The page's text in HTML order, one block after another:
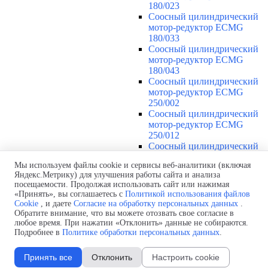
180/023
Соосный цилиндрический
мотор-редуктор ECMG
180/033
Соосный цилиндрический
мотор-редуктор ECMG
180/043
Соосный цилиндрический
мотор-редуктор ECMG
250/002
Соосный цилиндрический
мотор-редуктор ECMG
250/012
Соосный цилиндрический
250/013
Соосный цилиндрический
мотор-редуктор ECMG
250/022
Соосный цилиндрический
мотор-редуктор ECMG
250/023
мотор-редуктор ECMG
250/033
Мы используем файлы cookie и сервисы веб-аналитики (включая
Яндекс.Метрику) для улучшения работы сайта и анализа
посещаемости. Продолжая использовать сайт или нажимая
«Принять», вы соглашаетесь с Политикой использования файлов
Cookie , и даете Согласие на обработку персональных данных .
Обратите внимание, что вы можете отозвать свое согласие в
любое время. При нажатии «Отклонить» данные не собираются.
Подробнее в Политике обработки персональных данных.
Принять все Отклонить Настроить cookie